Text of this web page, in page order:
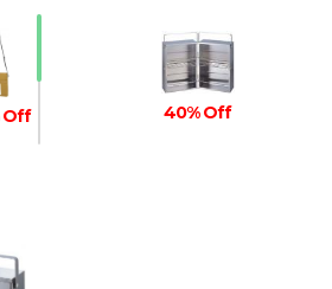
Off 40% Off